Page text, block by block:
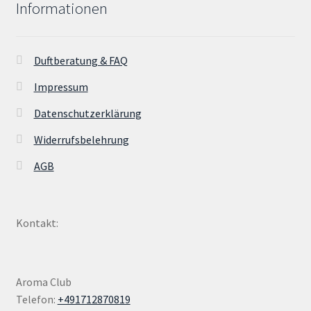
Informationen
Duftberatung & FAQ
Impressum
Datenschutzerklärung
Widerrufsbelehrung
AGB
Kontakt:
Aroma Club
Telefon: +491712870819